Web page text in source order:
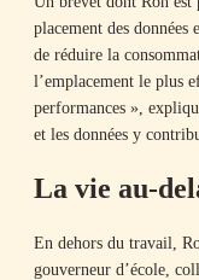
placement des
de réduire la
l’emplacement le plus
performances »,
et les données y
La vie au-
En dehors du travail,
gouverneur d’école,